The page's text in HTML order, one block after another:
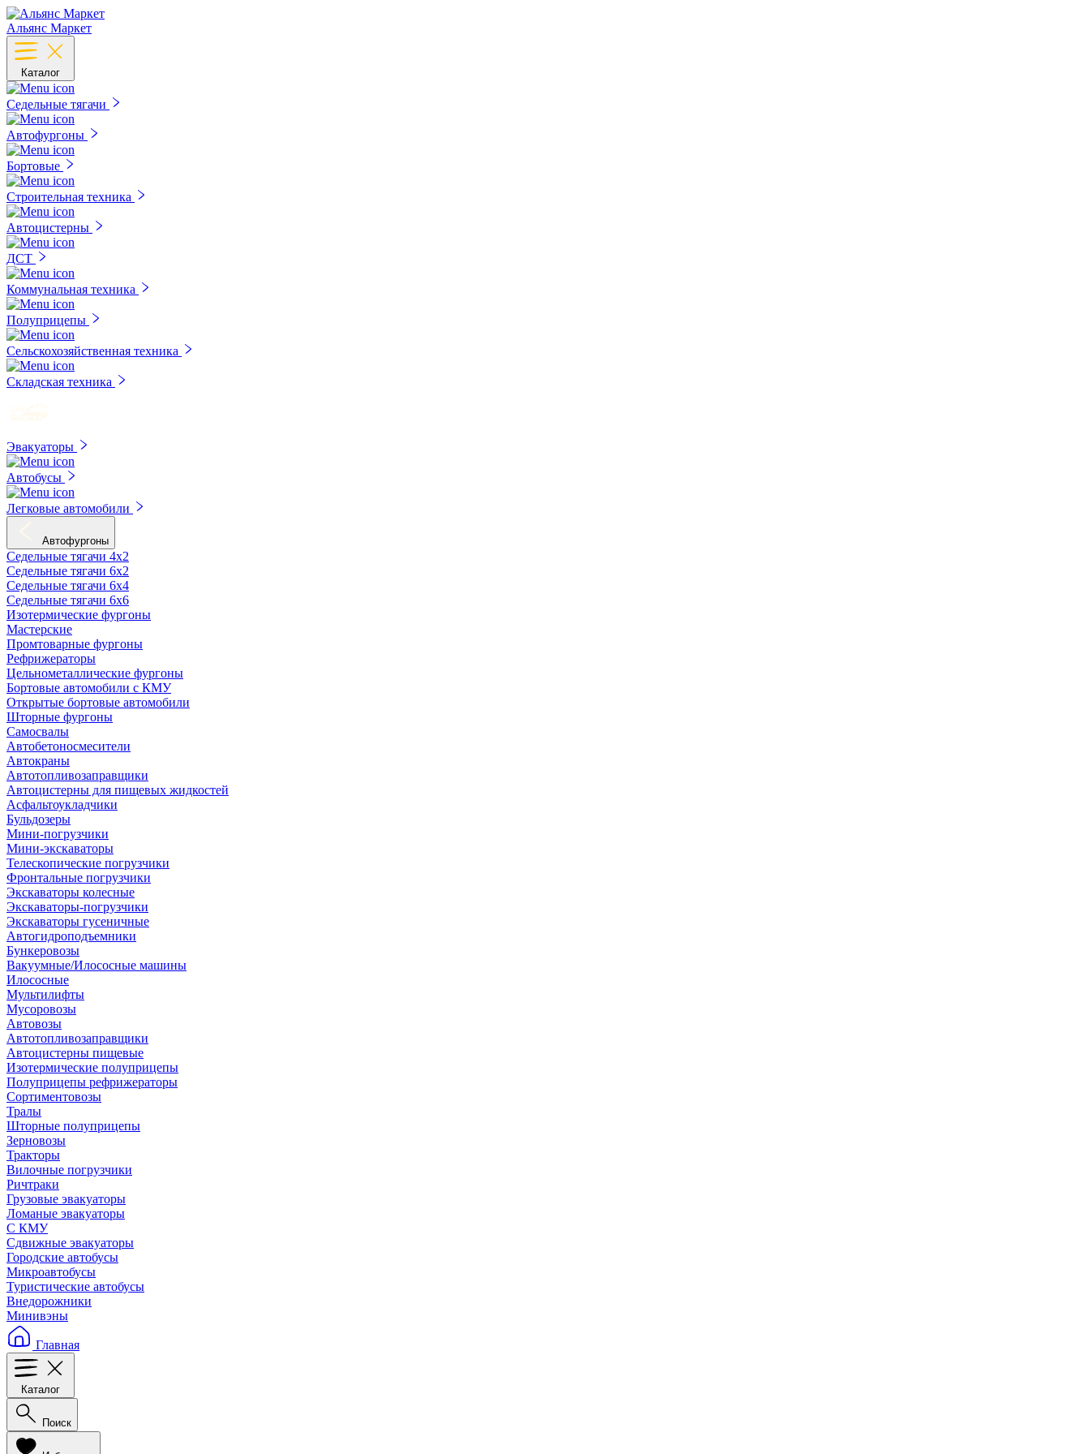
Альянс Маркет
Каталог
Седельные тягачи
Автофургоны
Бортовые
Строительная техника
Автоцистерны
ДСТ
Коммунальная техника
Полуприцепы
Сельскохозяйственная техника
Складская техника
Эвакуаторы
Автобусы
Легковые автомобили
Автофургоны
Седельные тягачи 4х2
Седельные тягачи 6х2
Седельные тягачи 6х4
Седельные тягачи 6х6
Изотермические фургоны
Мастерские
Промтоварные фургоны
Рефрижераторы
Цельнометаллические фургоны
Бортовые автомобили с КМУ
Открытые бортовые автомобили
Шторные фургоны
Самосвалы
Автобетоносмесители
Автокраны
Автотопливозаправщики
Автоцистерны для пищевых жидкостей
Асфальтоукладчики
Бульдозеры
Мини-погрузчики
Мини-экскаваторы
Телескопические погрузчики
Фронтальные погрузчики
Экскаваторы колесные
Экскаваторы-погрузчики
Экскаваторы гусеничные
Автогидроподъемники
Бункеровозы
Вакуумные/Илососные машины
Илососные
Мультилифты
Мусоровозы
Автовозы
Автотопливозаправщики
Автоцистерны пищевые
Изотермические полуприцепы
Полуприцепы рефрижераторы
Сортиментовозы
Тралы
Шторные полуприцепы
Зерновозы
Тракторы
Вилочные погрузчики
Ричтраки
Грузовые эвакуаторы
Ломаные эвакуаторы
С КМУ
Сдвижные эвакуаторы
Городские автобусы
Микроавтобусы
Туристические автобусы
Внедорожники
Минивэны
Главная
Каталог
Поиск